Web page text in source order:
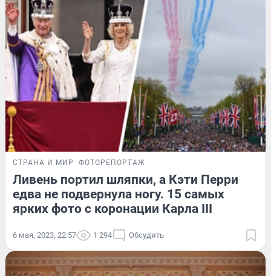
СТРАНА И МИР ФОТОРЕПОРТАЖ
Ливень портил шляпки, а Кэти Перри
едва не подвернула ногу. 15 самых
ярких фото с коронации Карла III
6 мая, 2023, 22:57 1 294 Обсудить